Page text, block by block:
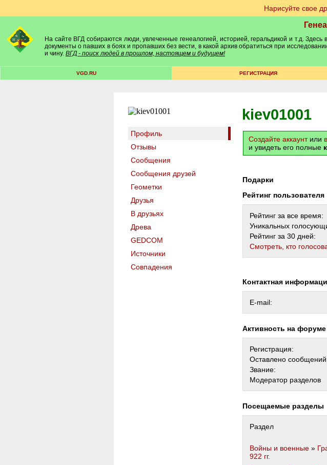
Нарисуйте свое
На сайте ВГД собираются люди, увлеченные генеалогией, историей, геральдикой и т.д.
документы о павших в боях и пропавших без вести, в какой архив обратиться при
и чину. ВГД - поиск людей в прошлом, настоящем и будущем!
VGD.RU РЕГИСТРАЦИЯ
Профиль
Отзывы
Сообщения
Сообщения друзей
Геометки
Друзья
В друзьях
Древа
GEDCOM
Источники
Совпадения
kiev01001
Создайте аккаунтили
и увидеть его полные
Подарки
Рейтинг пользователя
Рейтинг за все время:
Уникальных
Рейтинг за 30 дней:
Cмотреть, кто
Контактная
E-mail:
Активность на форуме
Регистрация:
Оставлено
Звание:
Модератор разделов
Посещаемые разделы
Раздел
Войны и военные »
922 гг.